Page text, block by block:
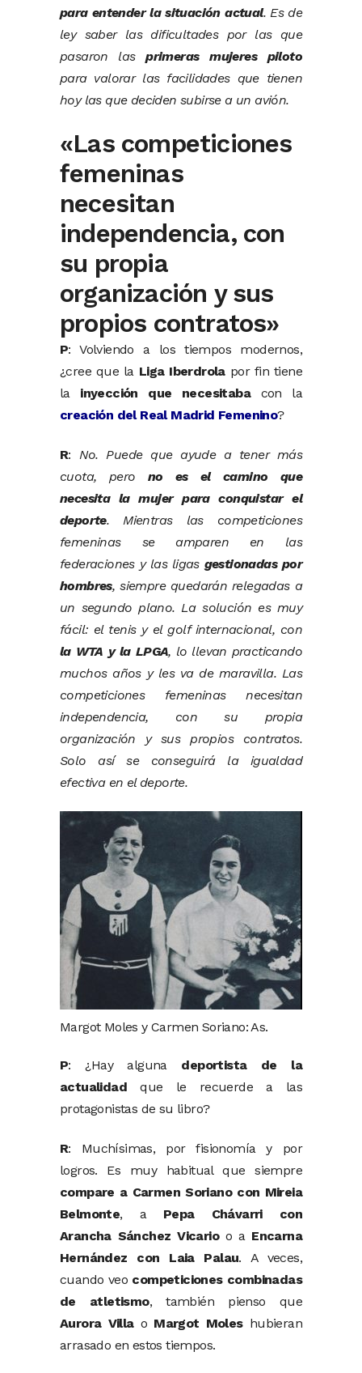
para entender la situación actual. Es de
ley saber las dificultades por las que
pasaron lasprimeras mujeres piloto
para valorar las facilidades que tienen
hoy las que deciden subirse a un avión.
«Las competiciones
femeninas
necesitan
independencia, con
su propia
organización y sus
propios contratos»
P: Volviendo a los tiempos modernos,
¿cree que la Liga Iberdrolapor fin tiene
lainyección que necesitabacon la
creación del Real Madrid Femenino?
R: No. Puede que ayude a tener más
cuota, pero no es el camino que
necesita la mujer para conquistar el
deporte. Mientras las competiciones
femeninas se amparen en las
federaciones y las ligas gestionadas por
hombres, siempre quedarán relegadas a
un segundo plano. La solución es muy
fácil: el tenis y el golf internacional, con
la WTA y la LPGA, lo llevan practicando
muchos años y les va de maravilla. Las
competiciones femeninas necesitan
independencia, con su propia
organización y sus propios contratos.
Solo así se conseguirá la igualdad
efectiva en el deporte.
Margot Moles y Carmen Soriano: As.
P: ¿Hay alguna deportista de la
actualidad que le recuerde a las
protagonistas de su libro?
R: Muchísimas, por fisionomía y por
logros. Es muy habitual que siempre
compare a Carmen Soriano con Mireia
Belmonte, a Pepa Chávarri con
Arancha Sánchez Vicarioo a Encarna
Hernández con Laia Palau. A veces,
cuando veo competiciones combinadas
de atletismo, también pienso que
Aurora Villao Margot Moleshubieran
arrasado en estos tiempos.